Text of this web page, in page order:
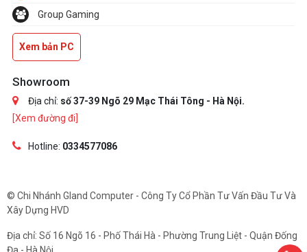
Group Gaming
Xem bản PC
Showroom
Địa chỉ: số 37-39 Ngõ 29 Mạc Thái Tông - Hà Nội.
[Xem đường đi]
Hotline: 0334577086
© Chi Nhánh Gland Computer - Công Ty Cổ Phần Tư Vấn Đầu Tư Và
Xây Dựng HVD
Địa chỉ: Số 16 Ngõ 16 - Phố Thái Hà - Phường Trung Liệt - Quận Đống